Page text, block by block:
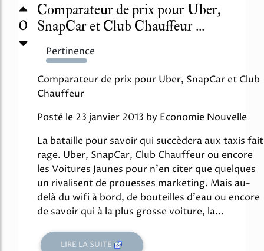
0
Comparateur de prix pour Uber,
SnapCar et Club Chauffeur ...
Pertinence
691%
Comparateur de prix pour Uber, SnapCar et Club
Chauffeur
Posté le 23 janvier 2013 by Economie Nouvelle
La bataille pour savoir qui succèdera aux taxis fait
rage. Uber, SnapCar, Club Chauffeur ou encore
les Voitures Jaunes pour n'en citer que quelques
un rivalisent de prouesses marketing. Mais au-
delà du wifi à bord, de bouteilles d'eau ou encore
de savoir qui à la plus grosse voiture, la...
LIRE LA SUITE